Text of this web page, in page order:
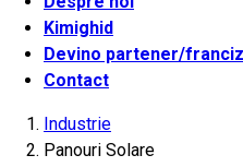
Kimighid
Devino partener/
Contact
Industrie
Panouri Solare